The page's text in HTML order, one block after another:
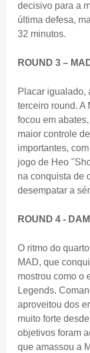
decisivo para a
última defesa,
32 minutos.
ROUND 3 –
Placar igualado,
terceiro round. A
focou em
maior controle
importantes,
jogo de Heo
na conquista de
desempatar a
ROUND 4 -
O ritmo do
MAD, que
mostrou como o
Legends.
aproveitou dos
muito forte
objetivos foram
que amassou a